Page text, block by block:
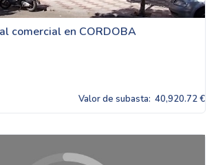
comercial en CORDOBA
Valor de subasta: 40,920.72 €